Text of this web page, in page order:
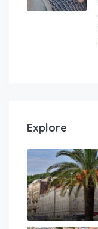
Explore